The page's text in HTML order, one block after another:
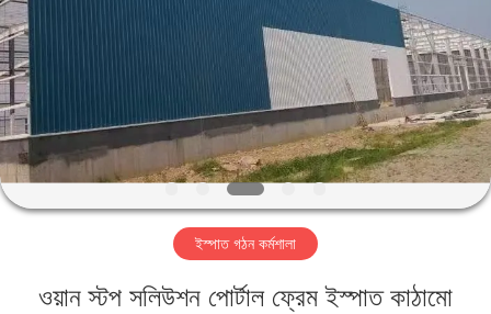
পণ্য
ভিডিও
ভিআর
শো
আমাদের
ইস্পাত গঠন কর্মশালা
ওয়ান স্টপ সলিউশন পোর্টাল ফ্রেম ইস্পাত কাঠামো